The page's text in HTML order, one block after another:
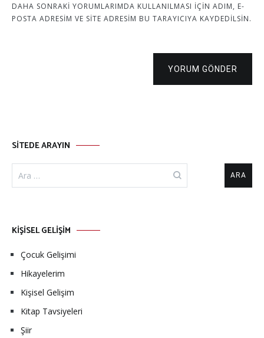
DAHA SONRAKI YORUMLARIMDA KULLANILMASI IÇIN ADIM, E-
POSTA ADRESIM VE SITE ADRESIM BU TARAYICIYA KAYDEDILSIN.
YORUM GÖNDER
SİTEDE ARAYIN
KİŞİSEL GELİŞİM
Çocuk Gelişimi
Hikayelerim
Kişisel Gelişim
Kitap Tavsiyeleri
Şiir